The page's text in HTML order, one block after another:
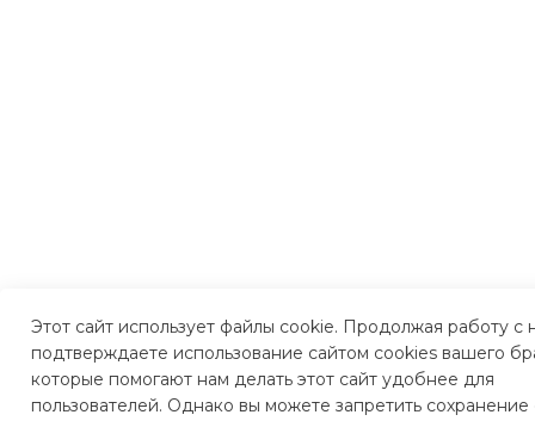
Этот сайт использует файлы cookie. Продолжая работу с
подтверждаете использование сайтом cookies вашего
которые помогают нам делать этот сайт удобнее для
пользователей. Однако вы можете запретить